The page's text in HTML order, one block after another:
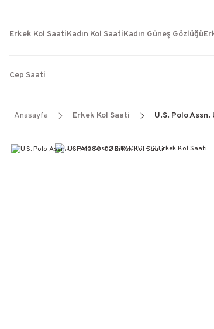
Erkek Kol SaatiKadın Kol SaatiKadın Güneş Gözlüğü
Cep Saati
Anasayfa Erkek Kol Saati U.S. Polo